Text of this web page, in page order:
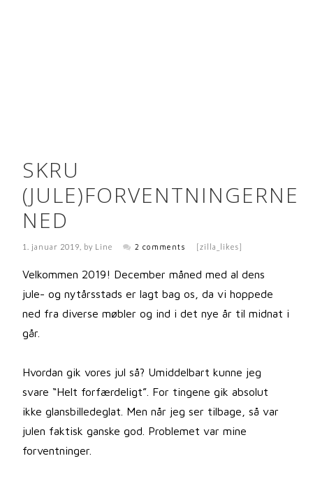
SKRU
(JULE)FORVENTNINGERNE
NED
1. januar 2019 , by Line 2 comments [zilla_likes]
Velkommen 2019! December måned med al dens
jule- og nytårsstads er lagt bag os, da vi hoppede
ned fra diverse møbler og ind i det nye år til midnat i
går.
Hvordan gik vores jul så? Umiddelbart kunne jeg
svare “Helt forfærdeligt”. For tingene gik absolut
ikke glansbilledeglat. Men når jeg ser tilbage, så var
julen faktisk ganske god. Problemet var mine
forventninger.